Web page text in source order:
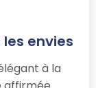
envies
à la